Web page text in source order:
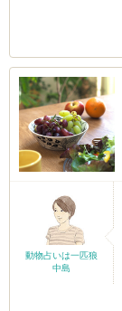
動物占いは一匹狼
中島